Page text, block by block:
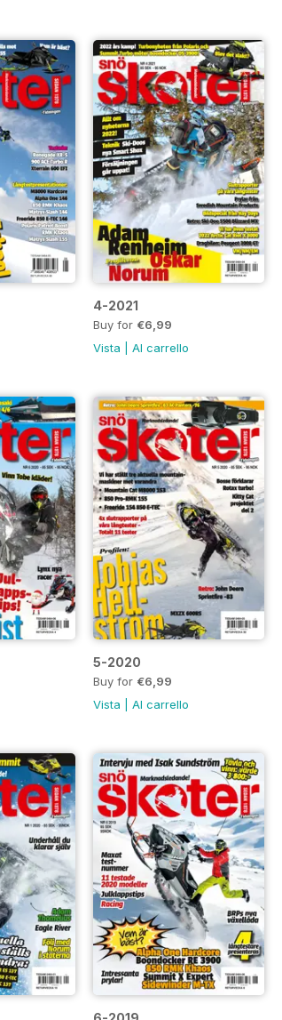
4-2021
Buy for €6,99
Vista |Al carrello
5-2020
Buy for €6,99
Vista |Al carrello